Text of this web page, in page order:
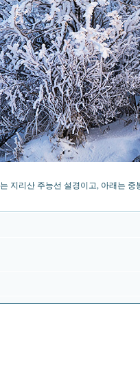
지리산 주능선 설경이고, 아래는 중